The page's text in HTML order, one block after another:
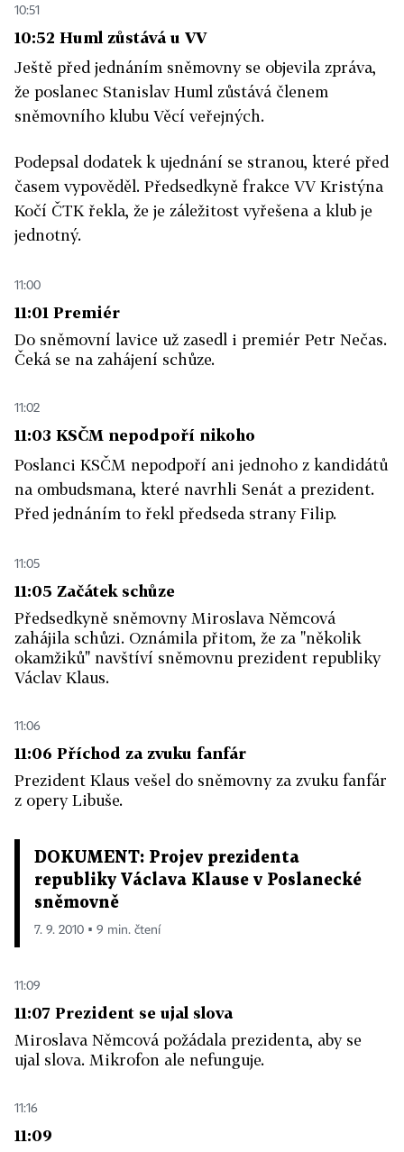
10:51
10:52 Huml zůstává u VV
Ještě před jednáním sněmovny se objevila zpráva,
že poslanec Stanislav Huml zůstává členem
sněmovního klubu Věcí veřejných.
Podepsal dodatek k ujednání se stranou, které před
časem vypověděl. Předsedkyně frakce VV Kristýna
Kočí ČTK řekla, že je záležitost vyřešena a klub je
jednotný.
11:00
11:01 Premiér
Do sněmovní lavice už zasedl i premiér Petr Nečas.
Čeká se na zahájení schůze.
11:02
11:03 KSČM nepodpoří nikoho
Poslanci KSČM nepodpoří ani jednoho z kandidátů
na ombudsmana, které navrhli Senát a prezident.
Před jednáním to řekl předseda strany Filip.
11:05
11:05 Začátek schůze
Předsedkyně sněmovny Miroslava Němcová
zahájila schůzi. Oznámila přitom, že za "několik
okamžiků" navštíví sněmovnu prezident republiky
Václav Klaus.
11:06
11:06 Příchod za zvuku fanfár
Prezident Klaus vešel do sněmovny za zvuku fanfár
z opery Libuše.
DOKUMENT: Projev prezidenta
republiky Václava Klause v Poslanecké
sněmovně
7. 9. 2010 ▪ 9 min. čtení
11:09
11:07 Prezident se ujal slova
Miroslava Němcová požádala prezidenta, aby se
ujal slova. Mikrofon ale nefunguje.
11:16
11:09